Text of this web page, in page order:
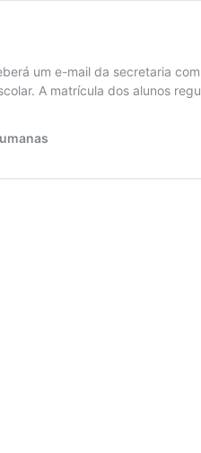
um e-mail da secretaria
A matrícula dos alunos